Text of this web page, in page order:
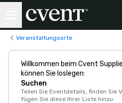
Veranstaltungsorte
Willkommen beim Cvent
können Sie loslegen:
Suchen
Teilen Sie Eventdetails, finden Sie
fügen Sie diese Ihrer Liste hinzu.